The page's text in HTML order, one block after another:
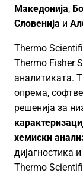
Македонија,
Словенија и
Thermo
Thermo Fisher
аналитиката.
опрема,
решенија за
хемиски
дијагностика
Thermo